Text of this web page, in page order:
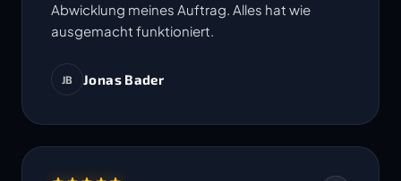
Abwicklung meines Auftrag. Alles hat wie
ausgemacht funktioniert.
JB Jonas Bader